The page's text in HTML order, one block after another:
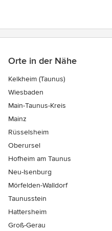
Orte in der Nähe
Kelkheim (Taunus)
Wiesbaden
Main-Taunus-Kreis
Mainz
Rüsselsheim
Oberursel
Hofheim am Taunus
Neu-Isenburg
Mörfelden-Walldorf
Taunusstein
Hattersheim
Groß-Gerau